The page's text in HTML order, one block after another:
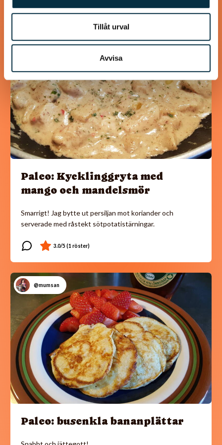
Tillåt urval
Avvisa
@mumsan
Paleo: Kycklinggryta med
mango och mandelsmör
Smarrigt! Jag bytte ut persiljan mot koriander och
serverade med råstekt sötpotatistärningar.
@mumsan
Paleo: busenkla bananplättar